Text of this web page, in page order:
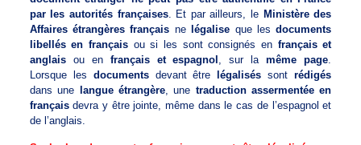
par les autorités françaises. Et par ailleurs, le Ministère des
Affaires étrangères français ne légalise que lesdocuments
libellés en français ou si les sont consignés en français et
anglaisou en français et espagnol , sur lamême page
Lorsque les documentsdevant être légalisés sontrédigés
dans une
langue étrangère, une traduction assermentée en
françaisdevra y être jointe, même dans le cas de l’espagnol et
de l’anglais.